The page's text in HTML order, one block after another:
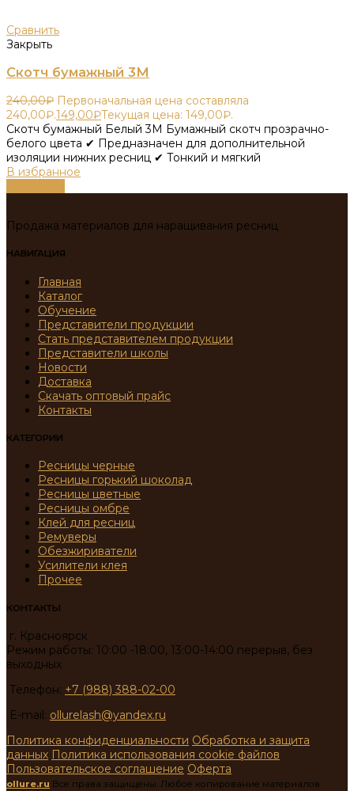
Сравнить
Закрыть
Скотч бумажный 3М
240,00₽ Первоначальная цена составляла
240,00₽.149,00₽Текущая цена: 149,00₽.
Скотч бумажный Белый 3М Бумажный скотч прозрачно-
белого цвета ✔ Предназначен для дополнительной
изоляции нижних ресниц ✔ Тонкий и мягкий
В избранное
Продажа материалов для наращивания ресниц
НАВИГАЦИЯ
Главная
Каталог
Обучение
Представители продукции
Стать представителем продукции
Представители школы
Новости
Доставка
Скачать оптовый прайс
Контакты
КАТЕГОРИИ
Ресницы черные
Ресницы горький шоколад
Ресницы цветные
Ресницы омбре
Клей для ресниц
Ремуверы
Обезжириватели
Усилители клея
Прочее
КОНТАКТЫ
г. Красноярск
Режим работы: 10:00 -18:00, 13:00-14:00 перерыв, без
выходных
Телефон: +7 (988) 388-02-00
E-mail: ollurelash@yandex.ru
Политика конфиденциальности Обработка и защита
данных Политика использования cookie файлов
Пользовательское соглашение Оферта
ollure.ru Все права защищены. Любое копирование материалов